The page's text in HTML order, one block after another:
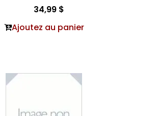
34,99 $
Ajoutez au panier